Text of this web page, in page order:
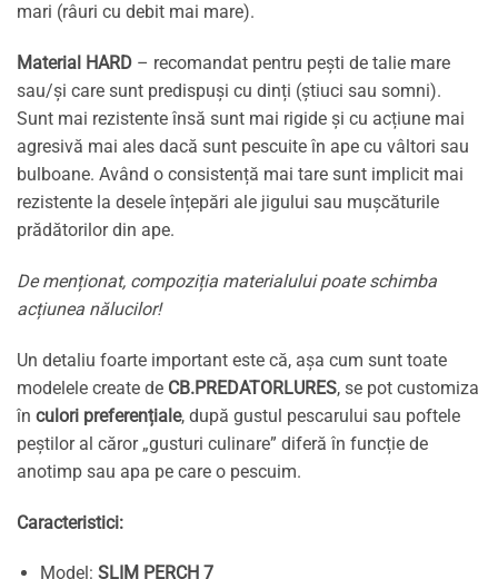
mari (râuri cu debit mai mare).
Material HARD – recomandat pentru pești de talie mare
sau/și care sunt predispuși cu dinți (știuci sau somni).
Sunt mai rezistente însă sunt mai rigide și cu acțiune mai
agresivă mai ales dacă sunt pescuite în ape cu vâltori sau
bulboane. Având o consistență mai tare sunt implicit mai
rezistente la desele înțepări ale jigului sau mușcăturile
prădătorilor din ape.
De menționat, compoziția materialului poate schimba
acțiunea nălucilor!
Un detaliu foarte important este că, așa cum sunt toate
modelele create de CB.PREDATORLURES, se pot customiza
în culori preferențiale, după gustul pescarului sau poftele
peștilor al căror „gusturi culinare” diferă în funcție de
anotimp sau apa pe care o pescuim.
Caracteristici:
Model: SLIM PERCH 7